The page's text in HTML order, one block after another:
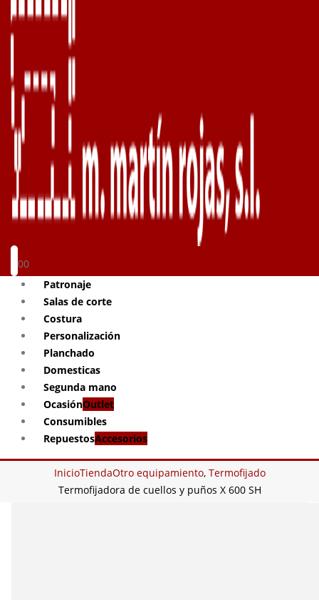
00
Patronaje
Salas de corte
Costura
Personalización
Planchado
Domesticas
Segunda mano
OcasiónOutlet
Consumibles
RepuestosAccesorios
InicioTiendaOtro equipamiento, Termofijado
Termofijadora de cuellos y puños X 600 SH